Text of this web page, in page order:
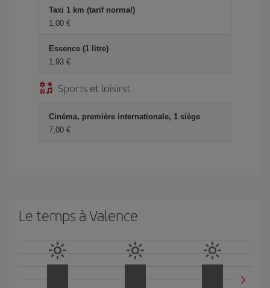
Taxi 1 km (tarif normal)
1,00 €
Essence (1 litre)
1,93 €
Sports et loisirst
Cinéma, première internationale, 1 siège
7,00 €
Le temps à Valence